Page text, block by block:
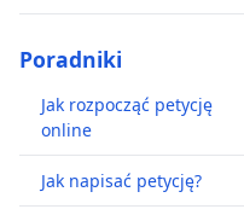
Poradniki
Jak rozpocząć petycję
online
Jak napisać petycję?